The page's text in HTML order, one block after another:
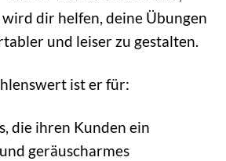
dir helfen, deine Übungen
und leiser zu gestalten.
ist er für:
die ihren Kunden ein
geräuscharmes